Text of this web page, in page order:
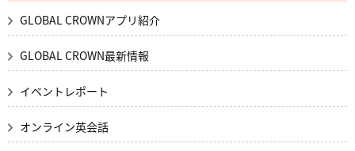
GLOBAL CROWNアプリ紹介
GLOBAL CROWN最新情報
イベントレポート
オンライン英会話